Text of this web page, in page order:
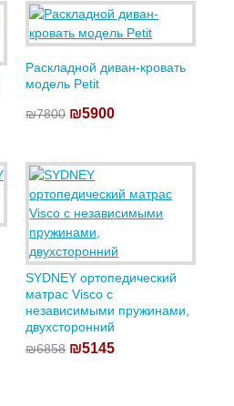
Раскладной диван-кровать
модель Petit
₪7800 ₪5900
SYDNEY ортопедический
матрас Visco с
независимыми пружинами,
двухсторонний
₪6858 ₪5145